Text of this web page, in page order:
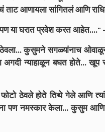
ताट आणायला सांगितलं आणि
या घरात प्रवेश करत
ठेवला... कुसुमने सगळ्यांनाच
न्याहाळून बघत होते... खूप
ठेवले होते तिथे गेले आणि
पण नमस्कार केला... कुसुम